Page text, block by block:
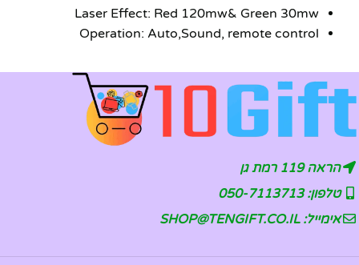
Laser Effect: Red 120mw& Green 30mw
Operation: Auto,Sound, remote control
הראה 119 רמת גן
טלפון: 050-7113713
אימייל: SHOP@TENGIFT.CO.IL